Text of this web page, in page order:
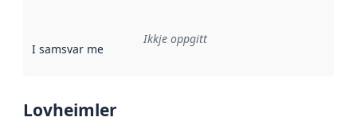
I samsvar med Referanse til ei implementeringsregel eller
Ikkje oppgitt
Lovheimler